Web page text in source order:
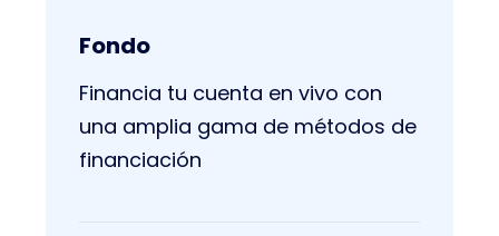
Fondo
Financia tu cuenta en vivo con
una amplia gama de métodos de
financiación